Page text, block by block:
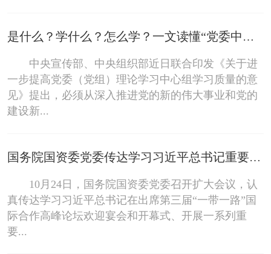
是什么？学什么？怎么学？一文读懂“党委中心组学习”
中央宣传部、中央组织部近日联合印发《关于进
一步提高党委（党组）理论学习中心组学习质量的意
见》提出，必须从深入推进党的新的伟大事业和党的
建设新...
国务院国资委党委传达学习习近平总书记重要讲话精神健全完善工作举措 推动国资央企以更高标准高质量参与“一带一路”建设
10月24日，国务院国资委党委召开扩大会议，认
真传达学习习近平总书记在出席第三届“一带一路”国
际合作高峰论坛欢迎宴会和开幕式、开展一系列重
要...